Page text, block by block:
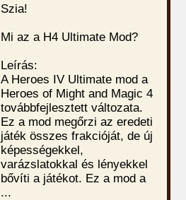
Szia!
Mi az a H4 Ultimate Mod?
Leírás:
A Heroes IV Ultimate mod a
Heroes of Might and Magic 4
továbbfejlesztett változata.
Ez a mod megőrzi az eredeti
játék összes frakcióját, de új
képességekkel,
varázslatokkal és lényekkel
bővíti a játékot. Ez a mod a
...